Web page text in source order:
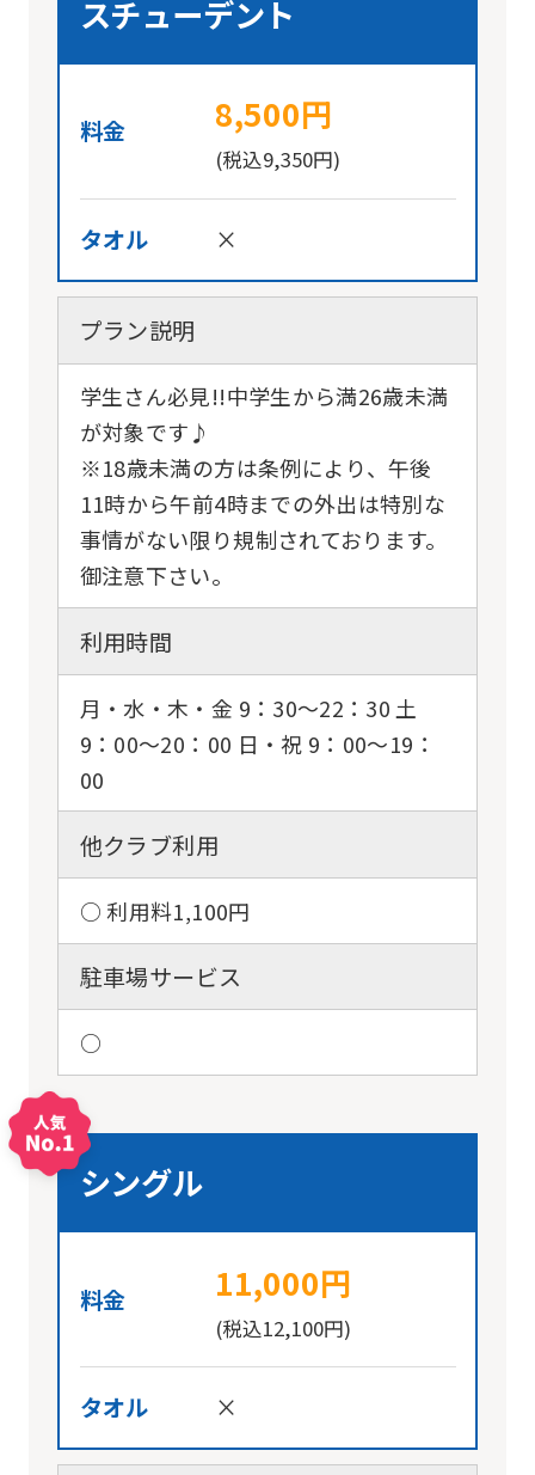
スチューデント
料金 8,500円
(税込9,350円)
タオル ×
プラン説明
学生さん必見!!中学生から満26歳未満
が対象です♪
※18歳未満の方は条例により、午後
11時から午前4時までの外出は特別な
事情がない限り規制されております。
御注意下さい。
利用時間
月・水・木・金 9：30〜22：30 土
9：00〜20：00 日・祝 9：00〜19：
00
他クラブ利用
○ 利用料1,100円
駐車場サービス
○
シングル
料金 11,000円
(税込12,100円)
タオル ×
version
of
this
website
will
mechanically,
it
may
be
an
accurate
translation
may
differ
We
that
understand
the
service.